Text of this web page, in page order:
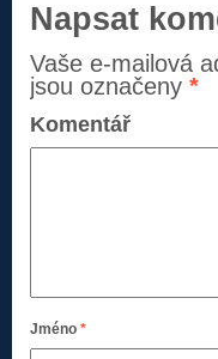
Napsat
Vaše e-mailová
jsou označeny *
Komentář
Jméno *